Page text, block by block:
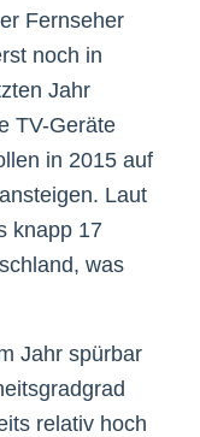
Fernseher
noch in
Jahr
TV-Geräte
in 2015 auf
Laut
knapp 17
was
Jahr spürbar
relativ hoch